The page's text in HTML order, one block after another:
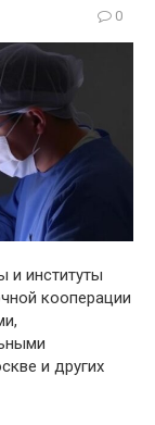
0
и институты
кооперации
и других